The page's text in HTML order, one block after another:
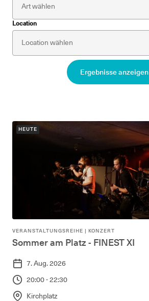
Location
Ergebnisse anzeigen
HEUTE
VERANSTALTUNGSREIHE | KONZERT
Sommer am Platz - FINEST XI
7. Aug. 2026
20:00 - 22:30
Kirchplatz